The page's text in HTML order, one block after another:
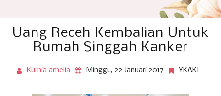
Uang Receh Kembalian Untuk
Rumah Singgah Kanker
Kurnia amelia Minggu, 22 Januari 2017 YKAKI